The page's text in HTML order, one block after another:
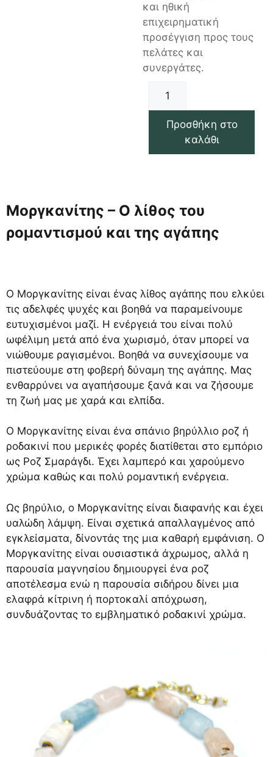
και ηθική
επιχειρηματική
προσέγγιση προς τους
πελάτες και
συνεργάτες.
Προσθήκη στο
καλάθι
Μοργκανίτης – Ο λίθος του
ρομαντισμού και της αγάπης
Ο Μοργκανίτης είναι ένας λίθος αγάπης που ελκύει
τις αδελφές ψυχές και βοηθά να παραμείνουμε
ευτυχισμένοι μαζί. Η ενέργειά του είναι πολύ
ωφέλιμη μετά από ένα χωρισμό, όταν μπορεί να
νιώθουμε ραγισμένοι. Βοηθά να συνεχίσουμε να
πιστεύουμε στη φοβερή δύναμη της αγάπης. Μας
ενθαρρύνει να αγαπήσουμε ξανά και να ζήσουμε
τη ζωή μας με χαρά και ελπίδα.
Ο Μοργκανίτης είναι ένα σπάνιο βηρύλλιο ροζ ή
ροδακινί που μερικές φορές διατίθεται στο εμπόριο
ως Ροζ Σμαράγδι. Έχει λαμπερό και χαρούμενο
χρώμα καθώς και πολύ ρομαντική ενέργεια.
Ως βηρύλιο, ο Μοργκανίτης είναι διαφανής και έχει
υαλώδη λάμψη. Είναι σχετικά απαλλαγμένος από
εγκλείσματα, δίνοντάς της μια καθαρή εμφάνιση. Ο
Μοργκανίτης είναι ουσιαστικά άχρωμος, αλλά η
παρουσία μαγνησίου δημιουργεί ένα ροζ
αποτέλεσμα ενώ η παρουσία σιδήρου δίνει μια
ελαφρά κίτρινη ή πορτοκαλί απόχρωση,
συνδυάζοντας το εμβληματικό ροδακινί χρώμα.